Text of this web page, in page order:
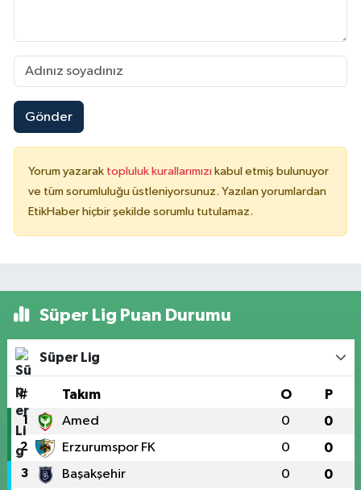
Gönder
Yorum yazarak topluluk kurallarımızı kabul etmiş bulunuyor
ve tüm sorumluluğu üstleniyorsunuz. Yazılan yorumlardan
EtikHaber hiçbir şekilde sorumlu tutulamaz.
Süper Lig Puan Durumu
Süper Lig
# Takım O P
1 Amed 0 0
2 Erzurumspor FK 0 0
3 Başakşehir 0 0